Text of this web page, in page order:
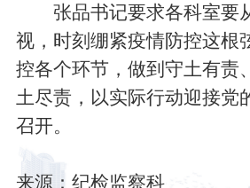
张品书记要求各科室要
视，时刻绷紧疫情防控这根
控各个环节，做到守土有责
土尽责，以实际行动迎接党
召开。
来源：纪检监察科